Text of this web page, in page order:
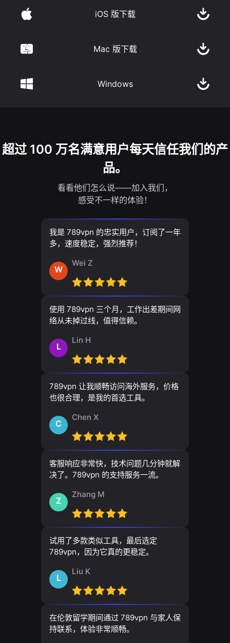
iOS 版下载
Mac 版下载
Windows
超过 100 万名满意用户每天信任我们的产
品。
看看他们怎么说——加入我们，
感受不一样的体验！
我是 789vpn 的忠实用户，订阅了一年
多，速度稳定，强烈推荐！
W
Wei Z
使用 789vpn 三个月，工作出差期间网
络从未掉过线，值得信赖。
L
Lin H
789vpn 让我顺畅访问海外服务，价格
也很合理，是我的首选工具。
C
Chen X
客服响应非常快，技术问题几分钟就解
决了。789vpn 的支持服务一流。
Z
Zhang M
试用了多款类似工具，最后选定
789vpn，因为它真的更稳定。
L
Liu K
在伦敦留学期间通过 789vpn 与家人保
持联系，体验非常顺畅。